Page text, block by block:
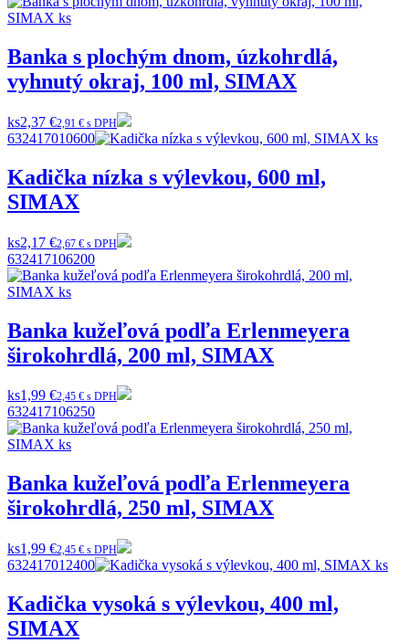
Banka s plochým dnom, úzkohrdlá,
vyhnutý okraj, 100 ml, SIMAX
ks2,37 €2,91 € s DPH
632417010600
Kadička nízka s výlevkou, 600 ml,
SIMAX
ks2,17 €2,67 € s DPH
632417106200
Banka kužeľová podľa Erlenmeyera
širokohrdlá, 200 ml, SIMAX
ks1,99 €2,45 € s DPH
632417106250
Banka kužeľová podľa Erlenmeyera
širokohrdlá, 250 ml, SIMAX
ks1,99 €2,45 € s DPH
632417012400
Kadička vysoká s výlevkou, 400 ml,
SIMAX